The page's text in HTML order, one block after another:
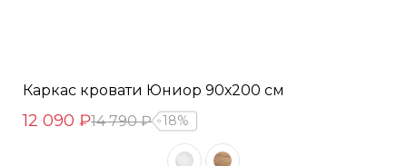
Каркас кровати Юниор 90х200 см
12 090 ₽14 790 ₽ 18%